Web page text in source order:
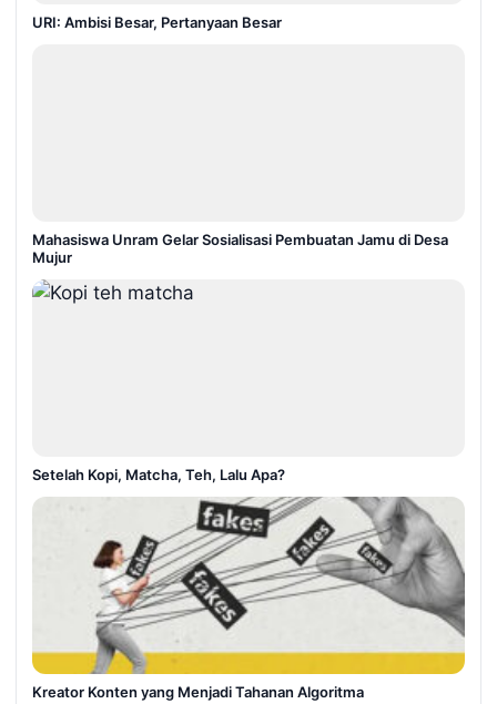
URI: Ambisi Besar, Pertanyaan Besar
Mahasiswa Unram Gelar Sosialisasi Pembuatan Jamu di Desa
Mujur
Setelah Kopi, Matcha, Teh, Lalu Apa?
Kreator Konten yang Menjadi Tahanan Algoritma